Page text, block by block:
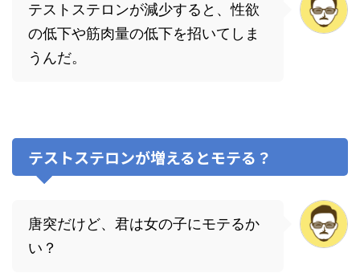
テストステロンが減少すると、性欲
の低下や筋肉量の低下を招いてしま
うんだ。
テストステロンが増えるとモテる？
唐突だけど、君は女の子にモテるか
い？